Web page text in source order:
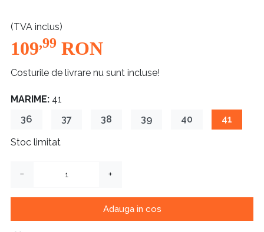
109,99 RON
(TVA inclus)
Costurile de livrare nu sunt incluse!
MARIME: 41
36
37 38 39 40 41
Stoc limitat
− +
Adauga in cos